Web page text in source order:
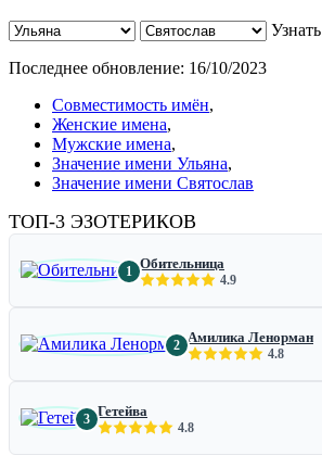
Узнать
Последнее обновление: 16/10/2023
Совместимость имён,
Женские имена,
Мужские имена,
Значение имени Ульяна,
Значение имени Святослав
ТОП-3 ЭЗОТЕРИКОВ
1 Обительница
4.9
2 Амилика Ленорман
4.8
3 Гетейва
4.8